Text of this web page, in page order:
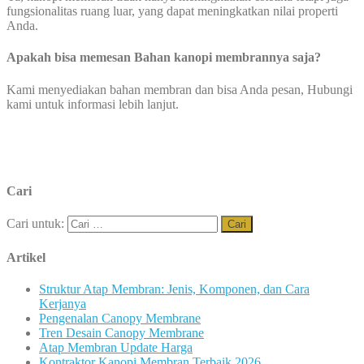
fungsionalitas ruang luar, yang dapat meningkatkan nilai properti
Anda.
Apakah bisa memesan Bahan kanopi membrannya saja?
Kami menyediakan bahan membran dan bisa Anda pesan, Hubungi
kami untuk informasi lebih lanjut.
Cari
Cari untuk:
Artikel
Struktur Atap Membran: Jenis, Komponen, dan Cara
Kerjanya
Pengenalan Canopy Membrane
Tren Desain Canopy Membrane
Atap Membran Update Harga